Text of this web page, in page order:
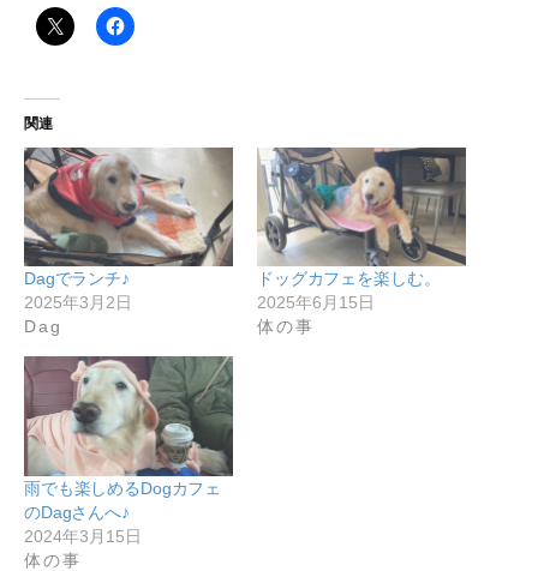
関連
Dagでランチ♪
2025年3月2日
Dag
ドッグカフェを楽しむ。
2025年6月15日
体の事
雨でも楽しめるDogカフェ
のDagさんへ♪
2024年3月15日
体の事